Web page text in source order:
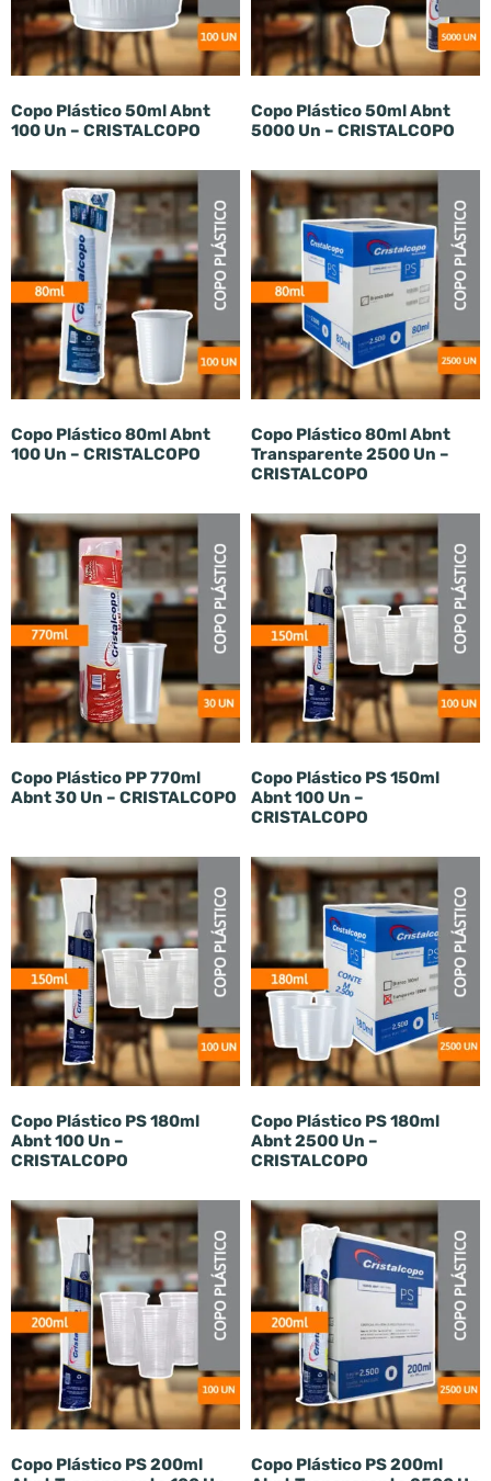
Copo Plástico 50ml Abnt
100 Un – CRISTALCOPO
Copo Plástico 50ml Abnt
5000 Un – CRISTALCOPO
Copo Plástico 80ml Abnt
100 Un – CRISTALCOPO
Copo Plástico 80ml Abnt
Transparente 2500 Un –
CRISTALCOPO
Copo Plástico PP 770ml
Abnt 30 Un – CRISTALCOPO
Copo Plástico PS 150ml
Abnt 100 Un –
CRISTALCOPO
Copo Plástico PS 180ml
Abnt 100 Un –
CRISTALCOPO
Copo Plástico PS 180ml
Abnt 2500 Un –
CRISTALCOPO
Copo Plástico PS 200ml
Copo Plástico PS 200ml